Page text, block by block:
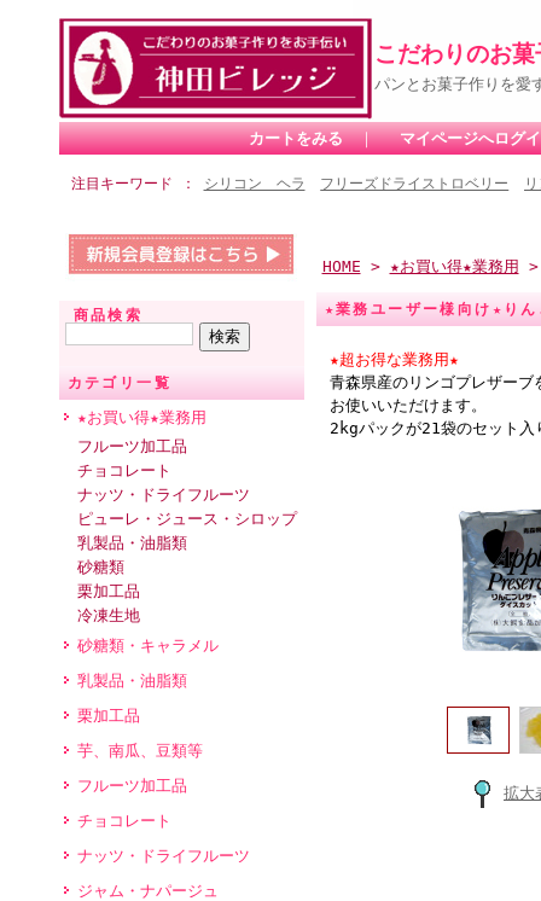
こだわりのお
パンとお菓子作りを愛
カートをみる ｜ マイページへログ
注目キーワード シリコン ヘラ フリーズドライストロベリー
商品検索
カテゴリ一覧
★お買い得★業務用
フルーツ加工品
チョコレート
ナッツ・ドライフルーツ
ピューレ・ジュース・シロップ
乳製品・油脂類
砂糖類
栗加工品
冷凍生地
砂糖類・キャラメル
乳製品・油脂類
栗加工品
芋、南瓜、豆類等
フルーツ加工品
チョコレート
ナッツ・ドライフルーツ
ジャム・ナパージュ
HOME > ★お買い得★業務用
★業務ユーザー様向け★り
★超お得な業務用★
青森県産のリンゴプレザー
お使いいただけます。
2kgパックが21袋のセット入
拡大